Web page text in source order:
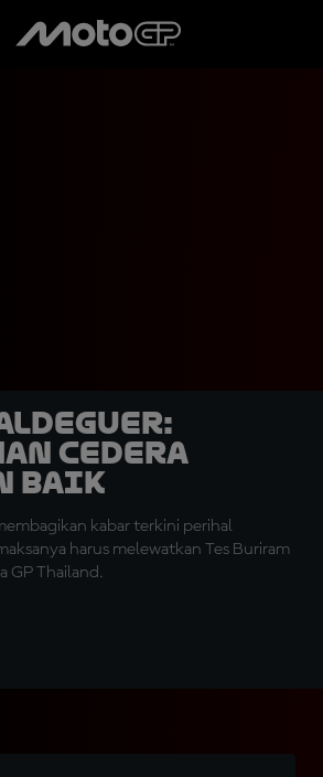
Cedera
Baik
kabar terkini perihal
harus melewatkan Tes Buriram
GP Thailand.